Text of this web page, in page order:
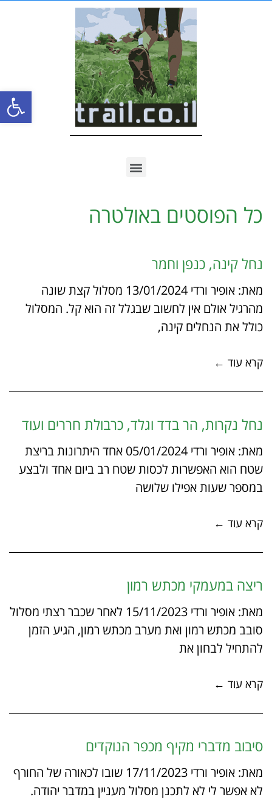
פתח
כל הפוסטים באולטרה
נחל קינה, כנפן וחמר
מאת: אופיר ורדי 13/01/2024 מסלול קצת שונה
מהרגיל אולם אין לחשוב שבגלל זה הוא קל. המסלול
כולל את הנחלים קינה,
קרא עוד ←
נחל נקרות, הר בדד וגלד, כרבולת חררים ועוד
מאת: אופיר ורדי 05/01/2024 אחד היתרונות בריצת
שטח הוא האפשרות לכסות שטח רב ביום אחד ולבצע
במספר שעות אפילו שלושה
קרא עוד ←
ריצה במעמקי מכתש רמון
מאת: אופיר ורדי 15/11/2023 לאחר שכבר רצתי מסלול
סובב מכתש רמון ואת מערב מכתש רמון, הגיע הזמן
להתחיל לבחון את
קרא עוד ←
סיבוב מדברי מקיף מכפר הנוקדים
מאת: אופיר ורדי 17/11/2023 שובו לכאורה של החורף
לא אפשר לי לא לתכנן מסלול מעניין במדבר יהודה.